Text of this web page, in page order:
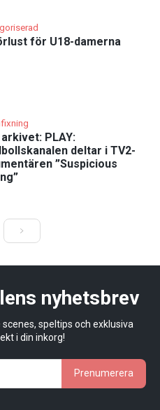
för U18-damerna
PLAY:
deltar i TV2-
”Suspicious
nyhetsbrev
speltips och exklusiva
i din inkorg!
Prenumerera